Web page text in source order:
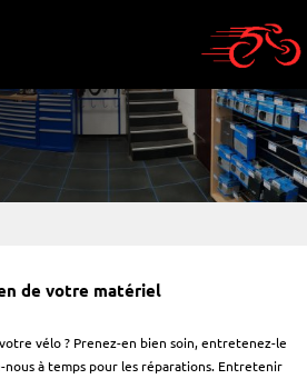
de votre matériel
vélo ? Prenez-en bien soin, entretenez-le
à temps pour les réparations. Entretenir